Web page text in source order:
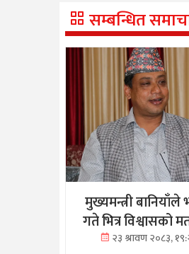
सम्बन्धित
मुख्यमन्त्री बानियाँले
गते भित्र विश्वासको
२३ श्रावण २०८३,